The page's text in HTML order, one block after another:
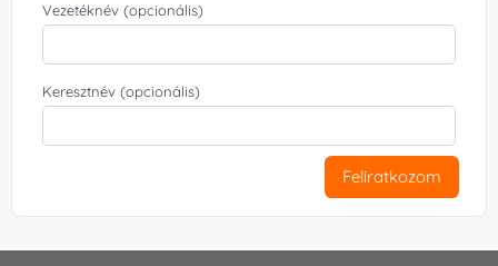
Vezetéknév (opcionális)
Keresztnév (opcionális)
Feliratkozom